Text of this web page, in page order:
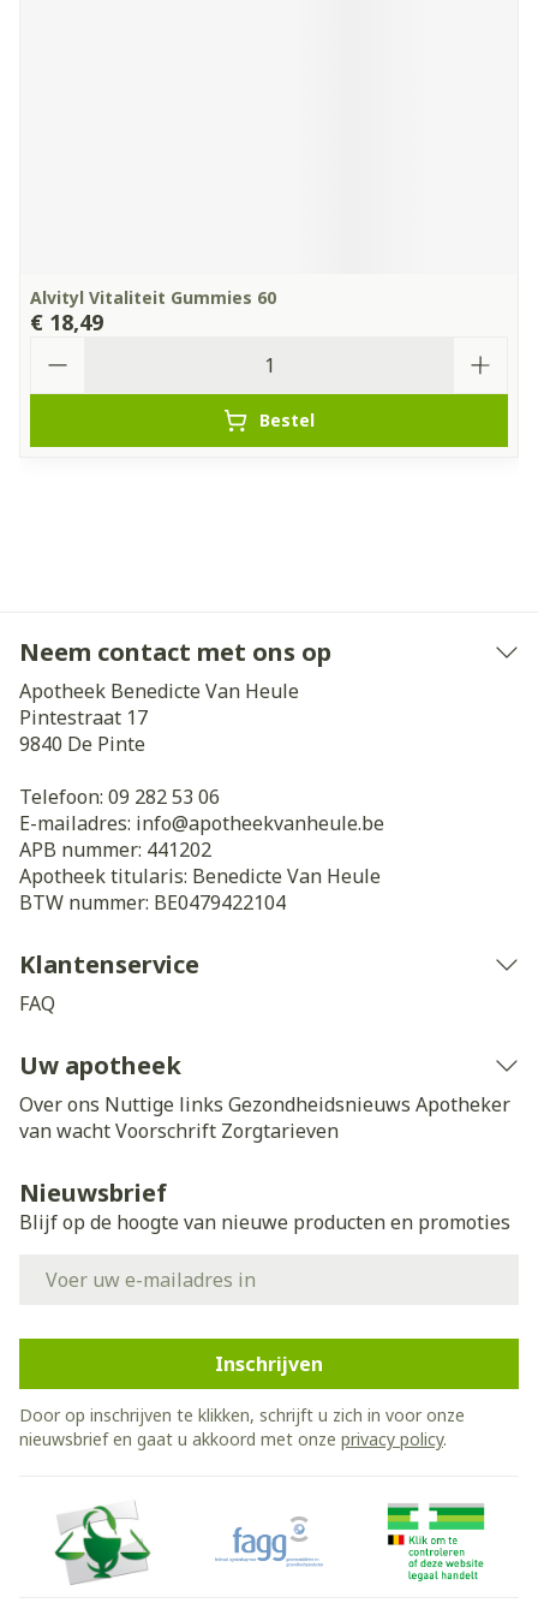
Alvityl Vitaliteit Gummies 60
€ 18,49
Bestel
Neem contact met ons op
Apotheek Benedicte Van Heule
Pintestraat 17
9840 De Pinte
Telefoon: 09 282 53 06
E-mailadres: info@apotheekvanheule.be
APB nummer: 441202
Apotheek titularis: Benedicte Van Heule
BTW nummer: BE0479422104
Klantenservice
FAQ
Uw apotheek
Over ons Nuttige links Gezondheidsnieuws Apotheker
van wachtVoorschrift Zorgtarieven
Nieuwsbrief
Blijf op de hoogte van nieuwe producten en promoties
Inschrijven
Door op inschrijven te klikken, schrijft u zich in voor onze
nieuwsbrief en gaat u akkoord met onze privacy policy.